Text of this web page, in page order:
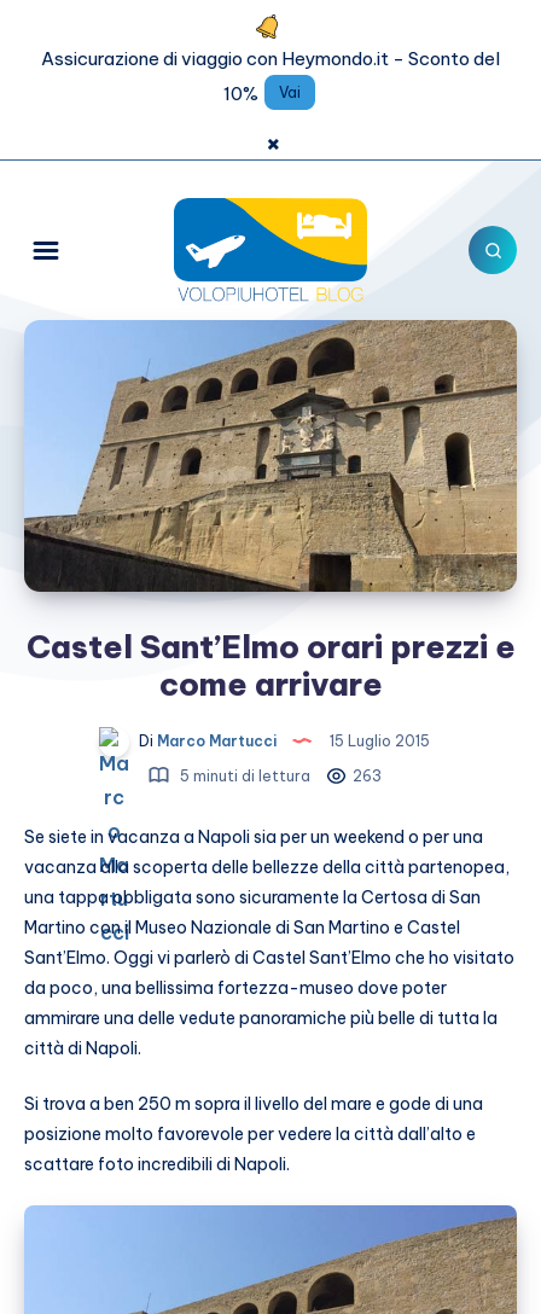
Assicurazione di viaggio con Heymondo.it - Sconto del
10%
Vai
×
Castel Sant’Elmo orari prezzi e
come arrivare
Di Marco Martucci
15 Luglio 2015
5 minuti di lettura
263
Se siete in vacanza a Napoli sia per un weekend o per una
vacanza alla scoperta delle bellezze della città partenopea,
una tappa obbligata sono sicuramente la Certosa di San
Martino con il Museo Nazionale di San Martino e Castel
Sant’Elmo. Oggi vi parlerò di Castel Sant’Elmo che ho visitato
da poco, una bellissima fortezza-museo dove poter
ammirare una delle vedute panoramiche più belle di tutta la
città di Napoli.
Si trova a ben 250 m sopra il livello del mare e gode di una
posizione molto favorevole per vedere la città dall’alto e
scattare foto incredibili di Napoli.